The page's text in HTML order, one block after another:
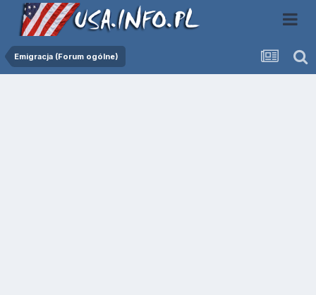
Emigracja (Forum ogólne)